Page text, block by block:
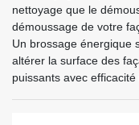
nettoyage que le
démoussage de votre
Un brossage énergique
altérer la surface des
puissants avec